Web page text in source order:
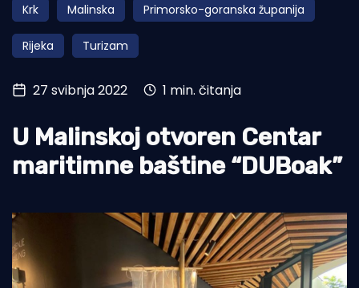
Turizam i nautika
Pomorstvo
Ribolov
Tradicija i kultura
Krk Malinska Primorsko-goranska županija
Rijeka Turizam
27 svibnja 2022 1 min. čitanja
U Malinskoj otvoren Centar
maritimne baštine “DUBoak”